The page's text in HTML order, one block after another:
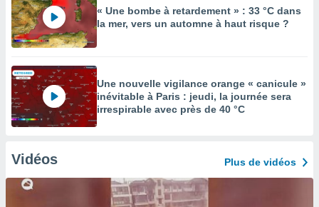
« Une bombe à retardement » : 33 °C dans
la mer, vers un automne à haut risque ?
Une nouvelle vigilance orange « canicule »
inévitable à Paris : jeudi, la journée sera
irrespirable avec près de 40 °C
Vidéos Plus de vidéos